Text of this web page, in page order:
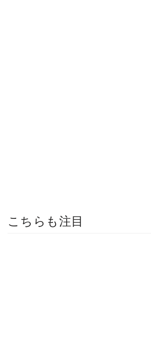
こちらも注目